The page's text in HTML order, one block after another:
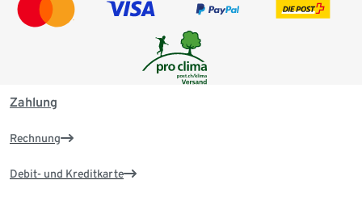
Zahlung
Rechnung
Debit- und Kreditkarte